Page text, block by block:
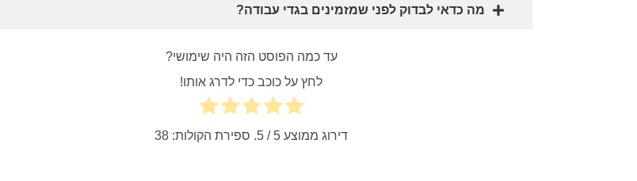
מה כדאי לבדוק לפני שמזמינים בגדי עבודה?
עד כמה הפוסט הזה היה שימושי?
לחץ על כוכב כדי לדרג אותו!
דירוג ממוצע 5 / 5. ספירת הקולות: 38